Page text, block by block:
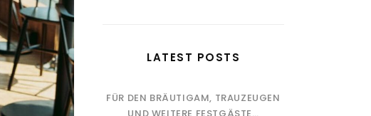
LATEST POSTS
FÜR DEN BRÄUTIGAM, TRAUZEUGEN